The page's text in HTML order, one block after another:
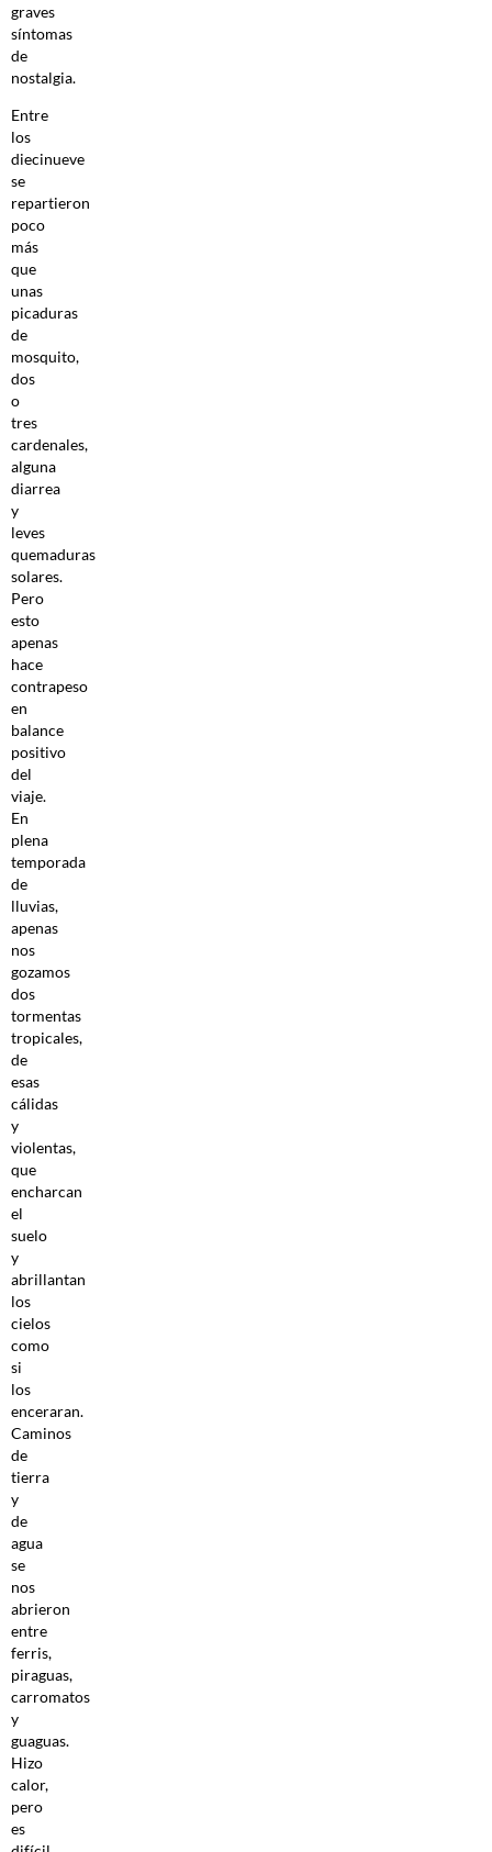
graves
síntomas
de
nostalgia.
Entre
los
diecinueve
se
repartieron
poco
más
que
unas
picaduras
de
mosquito,
dos
o
tres
cardenales,
alguna
diarrea
y
leves
quemaduras
solares.
Pero
esto
apenas
hace
contrapeso
en
balance
positivo
del
viaje.
En
plena
temporada
de
lluvias,
apenas
nos
gozamos
dos
tormentas
tropicales,
de
esas
cálidas
y
violentas,
que
encharcan
el
suelo
y
abrillantan
los
cielos
como
si
los
enceraran.
Caminos
de
tierra
y
de
agua
se
nos
abrieron
entre
ferris,
piraguas,
carromatos
y
guaguas.
Hizo
calor,
pero
es